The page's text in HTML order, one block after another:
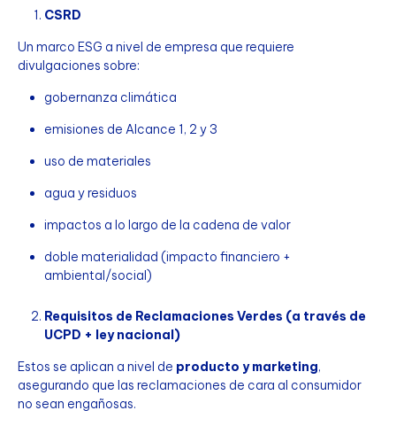
CSRD
Un marco ESG a nivel de empresa que requiere
divulgaciones sobre:
gobernanza climática
emisiones de Alcance 1, 2 y 3
uso de materiales
agua y residuos
impactos a lo largo de la cadena de valor
doble materialidad (impacto financiero +
ambiental/social)
Requisitos de Reclamaciones Verdes (a través de
UCPD + ley nacional)
Estos se aplican a nivel de producto y marketing,
asegurando que las reclamaciones de cara al consumidor
no sean engañosas.